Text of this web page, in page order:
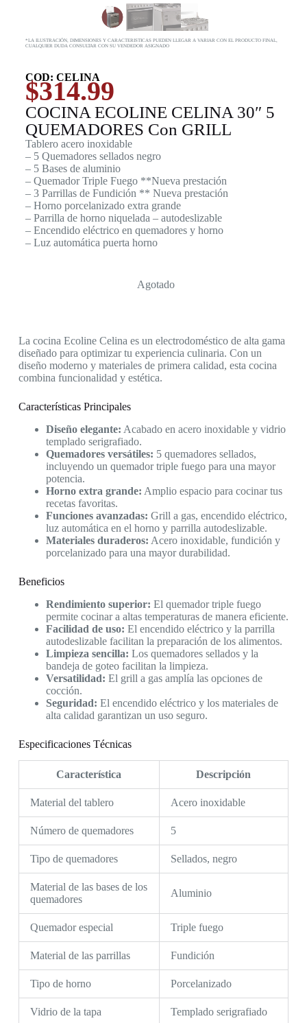
*LA ILUSTRACIÓN, DIMENSIONES Y CARACTERISTICAS PUEDEN LLEGAR A VARIAR CON EL PRODUCTO FINAL,
CUALQUIER DUDA CONSULTAR CON SU VENDEDOR ASIGNADO
COD: CELINA
$314.99
COCINA ECOLINE CELINA 30″ 5
QUEMADORES Con GRILL
Tablero acero inoxidable
– 5 Quemadores sellados negro
– 5 Bases de aluminio
– Quemador Triple Fuego **Nueva prestación
– 3 Parrillas de Fundición ** Nueva prestación
– Horno porcelanizado extra grande
– Parrilla de horno niquelada – autodeslizable
– Encendido eléctrico en quemadores y horno
– Luz automática puerta horno
Agotado
La cocina Ecoline Celina es un electrodoméstico de alta gama
diseñado para optimizar tu experiencia culinaria. Con un
diseño moderno y materiales de primera calidad, esta cocina
combina funcionalidad y estética.
Características Principales
Diseño elegante: Acabado en acero inoxidable y vidrio
templado serigrafiado.
Quemadores versátiles: 5 quemadores sellados,
incluyendo un quemador triple fuego para una mayor
potencia.
Horno extra grande: Amplio espacio para cocinar tus
recetas favoritas.
Funciones avanzadas: Grill a gas, encendido eléctrico,
luz automática en el horno y parrilla autodeslizable.
Materiales duraderos: Acero inoxidable, fundición y
porcelanizado para una mayor durabilidad.
Beneficios
Rendimiento superior: El quemador triple fuego
permite cocinar a altas temperaturas de manera eficiente.
Facilidad de uso: El encendido eléctrico y la parrilla
autodeslizable facilitan la preparación de los alimentos.
Limpieza sencilla: Los quemadores sellados y la
bandeja de goteo facilitan la limpieza.
Versatilidad: El grill a gas amplía las opciones de
cocción.
Seguridad: El encendido eléctrico y los materiales de
alta calidad garantizan un uso seguro.
Especificaciones Técnicas
Característica Descripción
Material del tablero Acero inoxidable
Número de quemadores 5
Tipo de quemadores Sellados, negro
Material de las bases de los
quemadores
Aluminio
Quemador especial Triple fuego
Material de las parrillas Fundición
Tipo de horno Porcelanizado
Vidrio de la tapa Templado serigrafiado